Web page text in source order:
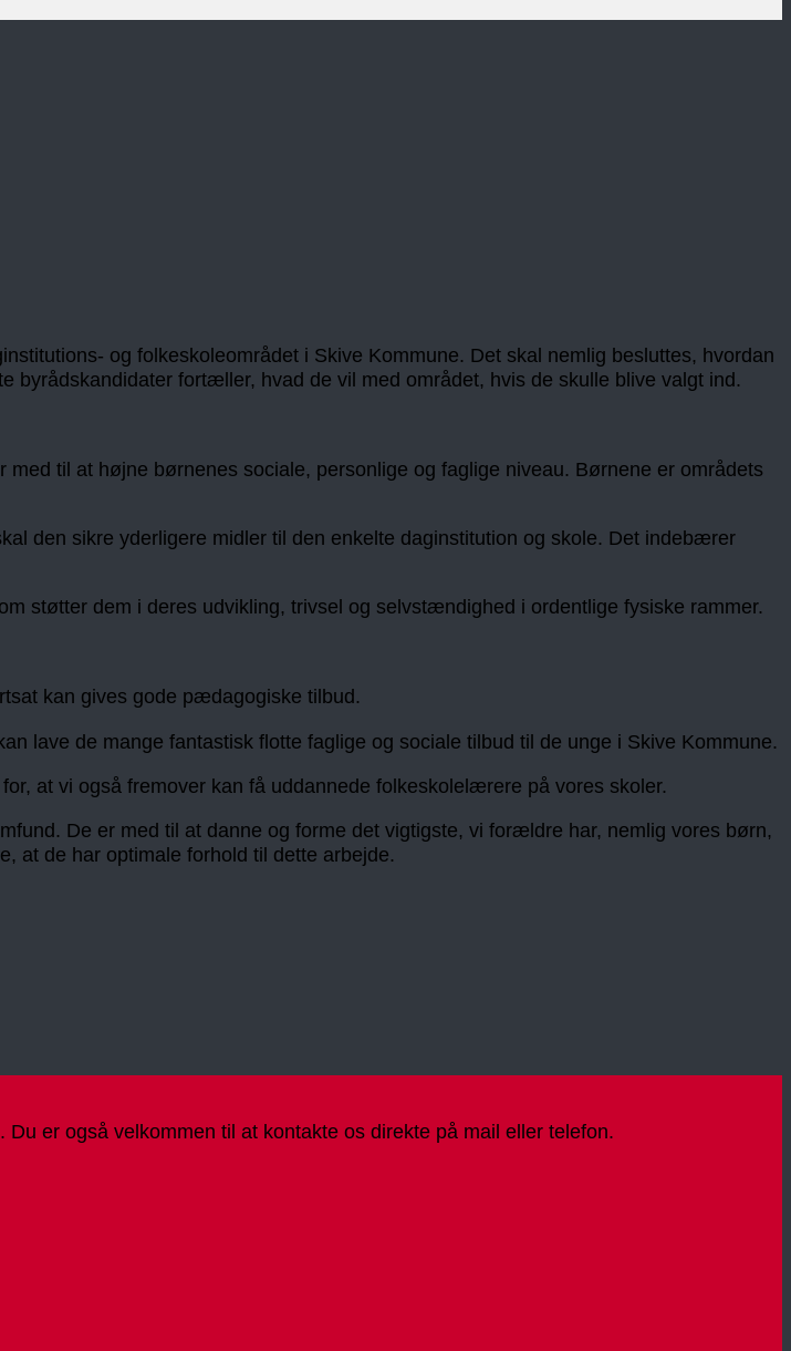
og folkeskoleområdet i Skive Kommune. Det skal nemlig besluttes, hvordan
fortæller, hvad de vil med området, hvis de skulle blive valgt ind.
til at højne børnenes sociale, personlige og faglige niveau. Børnene er områdets
den sikre yderligere midler til den enkelte daginstitution og skole. Det indebærer
støtter dem i deres udvikling, trivsel og selvstændighed i ordentlige fysiske rammer.
kan gives gode pædagogiske tilbud.
lave de mange fantastisk flotte faglige og sociale tilbud til de unge i Skive Kommune.
at vi også fremover kan få uddannede folkeskolelærere på vores skoler.
De er med til at danne og forme det vigtigste, vi forældre har, nemlig vores børn,
at de har optimale forhold til dette arbejde.
er også velkommen til at kontakte os direkte på mail eller telefon.